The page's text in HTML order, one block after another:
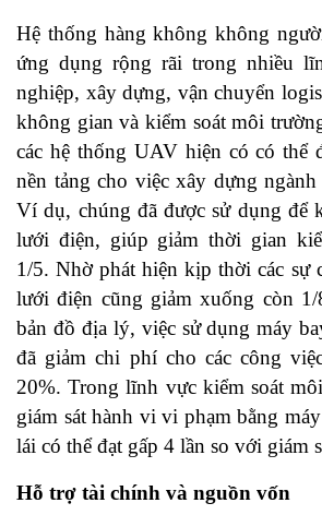
Hệ thống hàng không không
ứng dụng rộng rãi trong nhiều
nghiệp, xây dựng, vận chuyển
không gian và kiểm soát môi
các hệ thống UAV hiện có có thể
nền tảng cho việc xây dựng
Ví dụ, chúng đã được sử dụng để
lưới điện, giúp giảm thời gian
1/5. Nhờ phát hiện kịp thời các sự
lưới điện cũng giảm xuống còn
bản đồ địa lý, việc sử dụng máy
đã giảm chi phí cho các công
20%. Trong lĩnh vực kiểm soát
giám sát hành vi vi phạm bằng
lái có thể đạt gấp 4 lần so với giám
Hỗ trợ tài chính và nguồn vốn